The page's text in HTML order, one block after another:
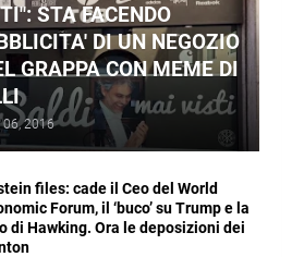
STA FACENDO
DI UN NEGOZIO
GRAPPA CON MEME DI
06, 2016
files: cade il Ceo del World
Forum, il ‘buco’ su Trump e la
di Hawking. Ora le deposizioni dei